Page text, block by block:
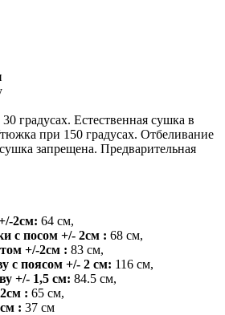
градусах. Естественная сушка в
при 150 градусах. Отбеливание
запрещена. Предварительная
2см: 64 см,
c посом +/- 2см : 68 см,
+/-2см : 83 см,
с поясом +/- 2 см: 116 см,
+/- 1,5 см: 84.5 см,
: 65 см,
: 37 см